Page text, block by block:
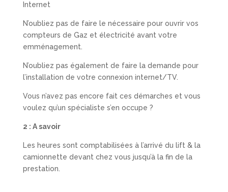
Internet
N’oubliez pas de faire le nécessaire pour ouvrir vos
compteurs de Gaz et électricité avant votre
emménagement.
N’oubliez pas également de faire la demande pour
l’installation de votre connexion internet/TV.
Vous n’avez pas encore fait ces démarches et vous
voulez qu’un spécialiste s’en occupe ?
2 : A savoir
Les heures sont comptabilisées à l’arrivé du lift & la
camionnette devant chez vous jusqu’à la fin de la
prestation.